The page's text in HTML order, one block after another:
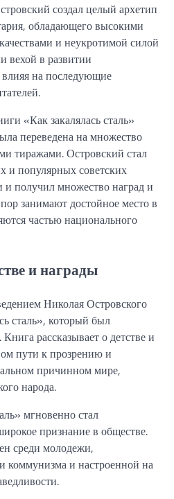
создал целый архетип
обладающего высокими
и неукротимой силой
вехой в развитии
на последующие
«Как закалялась сталь»
переведена на множество
тиражами. Островский стал
и популярных советских
и получил множество наград и
занимают достойное место в
частью национального
и награды
Николая Островского
сталь», который был
рассказывает о детстве и
пути к прозрению и
причинном мире,
народа.
мгновенно стал
признание в обществе.
среди молодежи,
коммунизма и настроенной на